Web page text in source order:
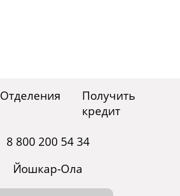
Отделения
Получить
кредит
8 800 200 54 34
Йошкар-Ола